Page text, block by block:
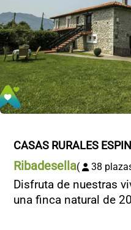
CASAS RURALES
Ribadesella( 38
Disfruta de nuestras
una finca natural de